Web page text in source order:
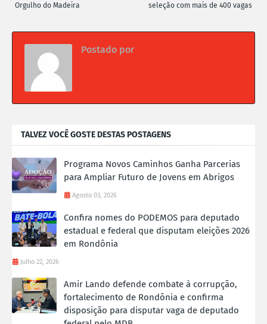
seleção com mais de 400 vagas
Orgulho do Madeira
Postado por
TALVEZ VOCÊ GOSTE DESTAS POSTAGENS
Programa Novos Caminhos Ganha Parcerias
para Ampliar Futuro de Jovens em Abrigos
Agosto 03, 2026
Confira nomes do PODEMOS para deputado
estadual e federal que disputam eleições 2026
em Rondônia
Julho 22, 2026
Amir Lando defende combate à corrupção,
fortalecimento de Rondônia e confirma
disposição para disputar vaga de deputado